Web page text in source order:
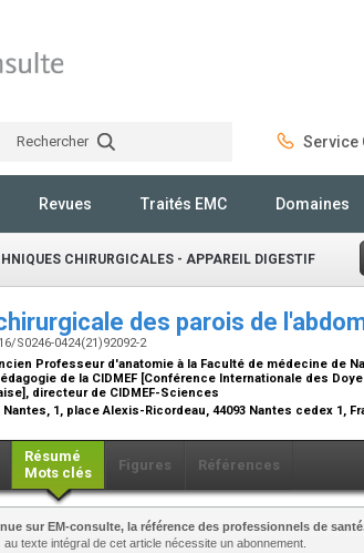
Rechercher Service
Revues Traités EMC Domaines
CHIRURGICALES - APPAREIL DIGESTIF
des parois de
S0246-0424(21)92092-2
Professeur d'anatomie à la Faculté de médecine de
de la CIDMEF [Conférence Internationale des
directeur de CIDMEF-Sciences
Nantes, 1, place Alexis-Ricordeau, 44093 Nantes cedex 1,
Résumé
Mots clés
Figures Références
sur EM-consulte, la référence des professionnels de
au texte intégral de cet article nécessite un abonnement.